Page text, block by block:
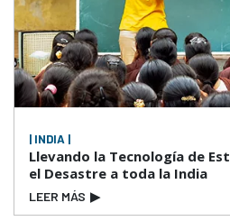
| INDIA |
Llevando la Tecnología de
el Desastre a toda la India
LEER MÁS ▶